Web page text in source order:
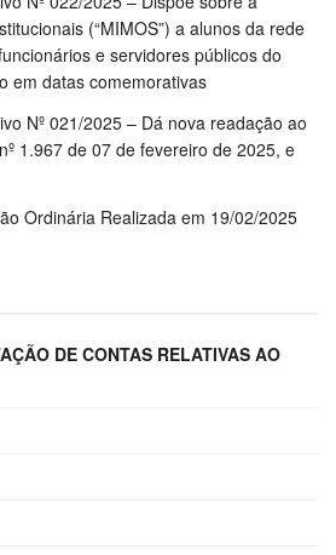
(“MIMOS”) a alunos da rede
e servidores públicos do
em datas comemorativas
Nº 021/2025 – Dá nova readação ao
1.967 de 07 de fevereiro de 2025, e
Ordinária Realizada em 19/02/2025
DE CONTAS RELATIVAS AO